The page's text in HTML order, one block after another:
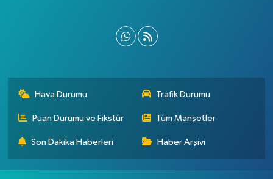
Hava Durumu Trafik Durumu
Puan Durumu ve Fikstür Tüm Manşetler
Son Dakika Haberleri Haber Arşivi